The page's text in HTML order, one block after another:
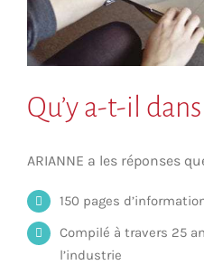
Qu’y a-t-il
ARIANNE a les réponses
150 pages
Compilé à travers 25
l’industrie